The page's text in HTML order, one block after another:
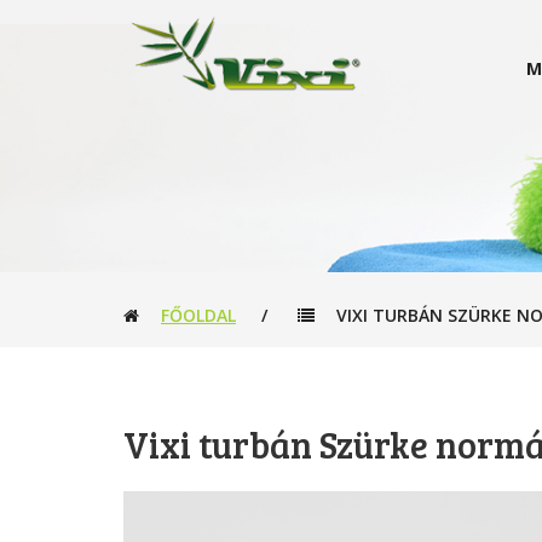
FŐOLDAL / VIXI TURBÁN SZÜRKE
Vixi turbán Szürke